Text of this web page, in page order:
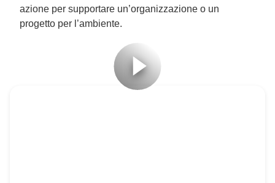
azione per supportare un’organizzazione o un
progetto per l’ambiente.